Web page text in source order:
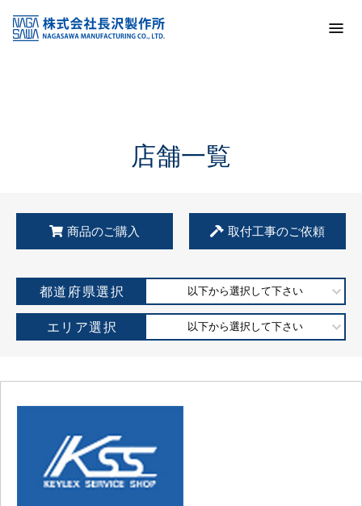
KSS加盟店・取扱店情報
店舗一覧
店舗一覧
商品のご購入 取付工事のご依頼
都道府県選択 以下から選択して下さい
エリア選択 以下から選択して下さい